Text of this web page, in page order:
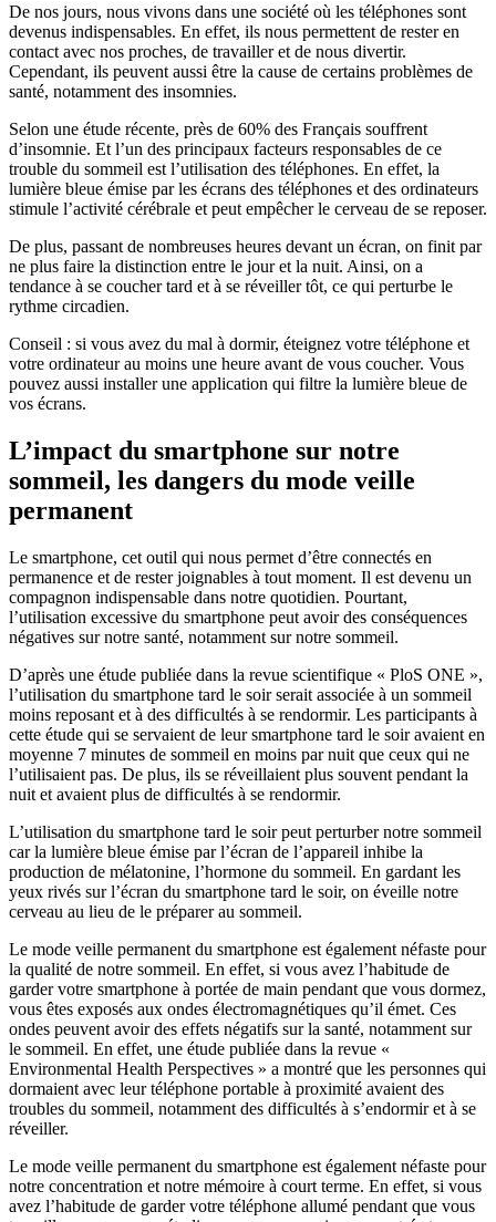
De nos jours, nous vivons dans une société où les téléphones sont
devenus indispensables. En effet, ils nous permettent de rester en
contact avec nos proches, de travailler et de nous divertir.
Cependant, ils peuvent aussi être la cause de certains problèmes de
santé, notamment des insomnies.
Selon une étude récente, près de 60% des Français souffrent
d’insomnie. Et l’un des principaux facteurs responsables de ce
trouble du sommeil est l’utilisation des téléphones. En effet, la
lumière bleue émise par les écrans des téléphones et des ordinateurs
stimule l’activité cérébrale et peut empêcher le cerveau de se reposer.
De plus, passant de nombreuses heures devant un écran, on finit par
ne plus faire la distinction entre le jour et la nuit. Ainsi, on a
tendance à se coucher tard et à se réveiller tôt, ce qui perturbe le
rythme circadien.
Conseil : si vous avez du mal à dormir, éteignez votre téléphone et
votre ordinateur au moins une heure avant de vous coucher. Vous
pouvez aussi installer une application qui filtre la lumière bleue de
vos écrans.
L’impact du smartphone sur notre
sommeil, les dangers du mode veille
permanent
Le smartphone, cet outil qui nous permet d’être connectés en
permanence et de rester joignables à tout moment. Il est devenu un
compagnon indispensable dans notre quotidien. Pourtant,
l’utilisation excessive du smartphone peut avoir des conséquences
négatives sur notre santé, notamment sur notre sommeil.
D’après une étude publiée dans la revue scientifique « PloS ONE »,
l’utilisation du smartphone tard le soir serait associée à un sommeil
moins reposant et à des difficultés à se rendormir. Les participants à
cette étude qui se servaient de leur smartphone tard le soir avaient en
moyenne 7 minutes de sommeil en moins par nuit que ceux qui ne
l’utilisaient pas. De plus, ils se réveillaient plus souvent pendant la
nuit et avaient plus de difficultés à se rendormir.
L’utilisation du smartphone tard le soir peut perturber notre sommeil
car la lumière bleue émise par l’écran de l’appareil inhibe la
production de mélatonine, l’hormone du sommeil. En gardant les
yeux rivés sur l’écran du smartphone tard le soir, on éveille notre
cerveau au lieu de le préparer au sommeil.
Le mode veille permanent du smartphone est également néfaste pour
la qualité de notre sommeil. En effet, si vous avez l’habitude de
garder votre smartphone à portée de main pendant que vous dormez,
vous êtes exposés aux ondes électromagnétiques qu’il émet. Ces
ondes peuvent avoir des effets négatifs sur la santé, notamment sur
le sommeil. En effet, une étude publiée dans la revue «
Environmental Health Perspectives » a montré que les personnes qui
dormaient avec leur téléphone portable à proximité avaient des
troubles du sommeil, notamment des difficultés à s’endormir et à se
réveiller.
Le mode veille permanent du smartphone est également néfaste pour
notre concentration et notre mémoire à court terme. En effet, si vous
avez l’habitude de garder votre téléphone allumé pendant que vous